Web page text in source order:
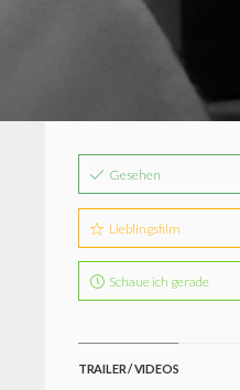
Gesehen
Lieblingsfilm
Schaue ich gerade
TRAILER / VIDEOS